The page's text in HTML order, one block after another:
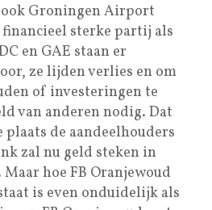
ook Groningen Airport
sterke partij als
en GAE staan er
ze lijden verlies en om
of investeringen te
van anderen nodig. Dat
de aandeelhouders
zal nu geld steken in
hoe FB Oranjewoud
is even onduidelijk als